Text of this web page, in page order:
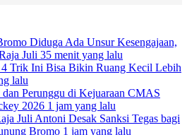
Diduga Ada Unsur Kesengajaan,
Juli 35 menit yang lalu
4 Trik Ini Bisa Bikin Ruang Kecil Lebih
lalu
dan Perunggu di Kejuaraan CMAS
2026 1 jam yang lalu
Juli Antoni Desak Sanksi Tegas bagi
Bromo 1 jam yang lalu